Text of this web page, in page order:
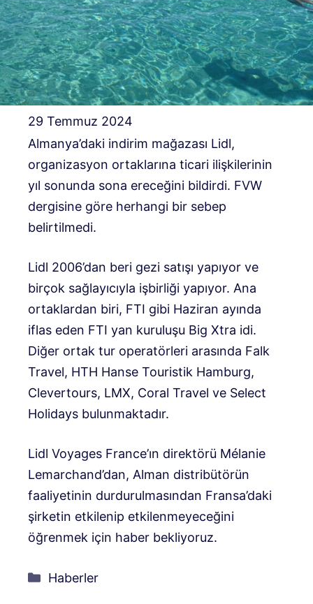
29 Temmuz 2024
Almanya’daki indirim mağazası Lidl,
organizasyon ortaklarına ticari ilişkilerinin
yıl sonunda sona ereceğini bildirdi. FVW
dergisine göre herhangi bir sebep
belirtilmedi.
Lidl 2006’dan beri gezi satışı yapıyor ve
birçok sağlayıcıyla işbirliği yapıyor. Ana
ortaklardan biri, FTI gibi Haziran ayında
iflas eden FTI yan kuruluşu Big Xtra idi.
Diğer ortak tur operatörleri arasında Falk
Travel, HTH Hanse Touristik Hamburg,
Clevertours, LMX, Coral Travel ve Select
Holidays bulunmaktadır.
Lidl Voyages France’ın direktörü Mélanie
Lemarchand’dan, Alman distribütörün
faaliyetinin durdurulmasından Fransa’daki
şirketin etkilenip etkilenmeyeceğini
öğrenmek için haber bekliyoruz.
Kategoriler
Haberler